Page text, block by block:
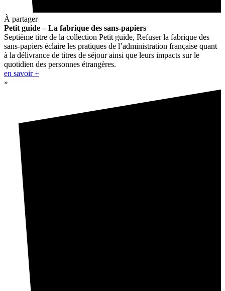
À partager
Petit guide – La fabrique des sans-papiers
Septième titre de la collection Petit guide, Refuser la fabrique des
sans-papiers éclaire les pratiques de l’administration française quant
à la délivrance de titres de séjour ainsi que leurs impacts sur le
quotidien des personnes étrangères.
en savoir +
»